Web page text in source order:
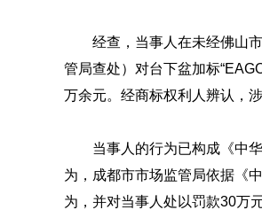
经查，当事人在未经佛山
管局查处）对台下盆加标
万余元。经商标权利人辨认，
当事人的行为已构成《中
为，成都市市场监管局依据《
为，并对当事人处以罚款30万元